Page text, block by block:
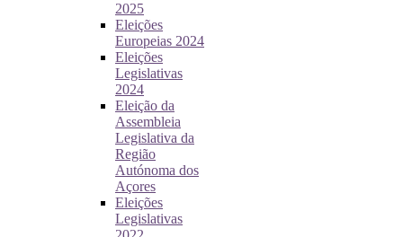
2025
Eleições
Europeias 2024
Eleições
Legislativas
2024
Eleição da
Assembleia
Legislativa da
Região
Autónoma dos
Açores
Eleições
Legislativas